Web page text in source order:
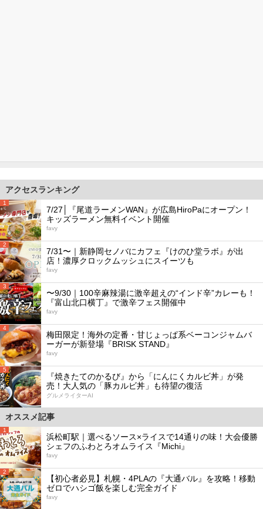
アクセスランキング
1
7/27│『尾道ラーメンWAN』が広島HiroPaにオープン！
キッズラーメン無料イベント開催
favy
2
7/31〜｜新静岡セノバにカフェ『けのひ堂ラボ』が出
店！濃厚クロックムッシュにスイーツも
favy
3
〜9/30｜100辛麻辣湯に激辛超えの“インド辛”カレーも！
『富山北口横丁』で激辛フェス開催中
favy
4
梅田限定！海外の定番・甘じょっぱ系ベーコンジャムバ
ーガーが新登場『BRISK STAND』
favy
5
『焼きたてのかるび』から「にんにくカルビ丼」が発
売！大人気の「豚カルビ丼」も待望の復活
グルメライターAI
オススメ記事
1
浜松町駅｜選べるソース×ライスで14通りの味！大会優勝
シェフのふわとろオムライス『Michi』
favy
2
【初心者必見】札幌・4PLAの『大通バル』を攻略！移動
ゼロでハシゴ飯を楽しむ完全ガイド
favy